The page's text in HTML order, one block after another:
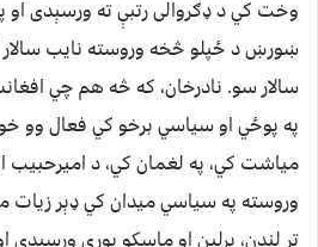
سالار سو. نادرخان، که څه هم چي
میاشت کي، په لغمان کي، د امیرحبیب
وروسته په سیاسي میدان کي ډېر